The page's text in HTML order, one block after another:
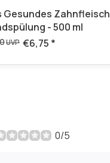
Gesundes Zahnfleisch
- 500 ml
UVP €6,75 *
0/5